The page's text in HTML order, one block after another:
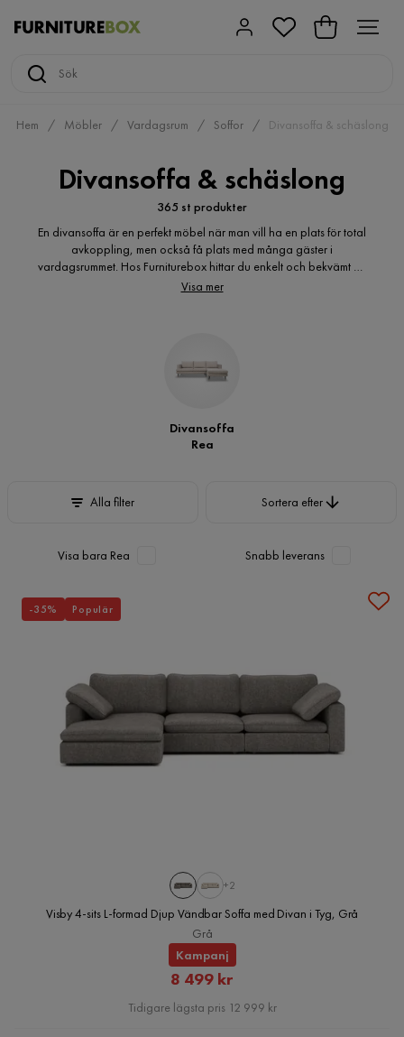
Hem Möbler Vardagsrum Soffor Divansoffa & schäslong
Divansoffa & schäslong
365 st produkter
En divansoffa är en perfekt möbel när man vill ha en plats för total
avkoppling, men också få plats med många gäster i
vardagsrummet. Hos Furniturebox hittar du enkelt och bekvämt en
divansoffa på nätet. De finns i en mängd olika utföranden och
kan man både sitta bekvämt på dagarna och sova skönt på
nätterna, utan att behöva ta för mycket plats i anspråk.
Visa mer
Divansoffa
Rea
Alla filter Sortera efter
Visa bara Rea Snabb leverans
+2
Visby 4-sits L-formad Djup Vändbar Soffa med Divan i Tyg, Grå
Grå
Kampanj
Rabatterat
Pris
8 499 kr
Tidigare lägsta pris 12 999 kr
-35% Populär